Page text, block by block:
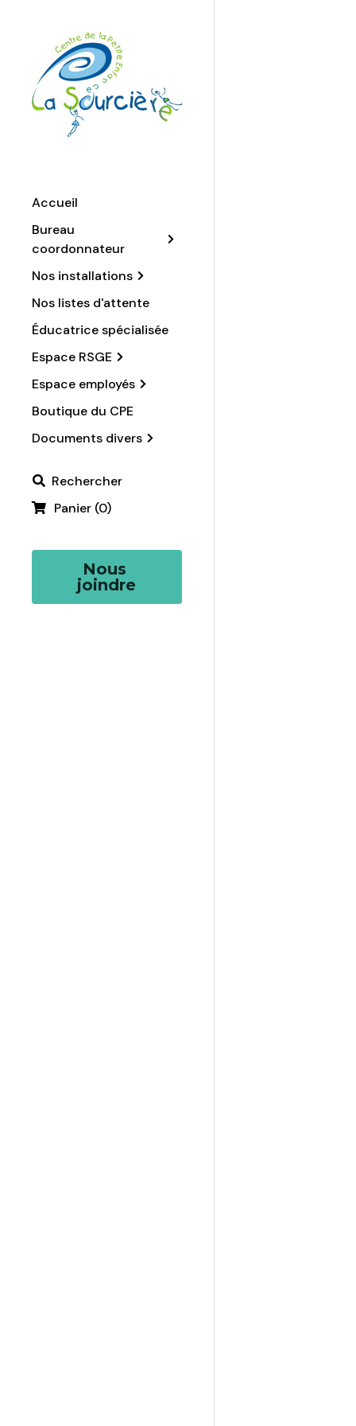
Accueil
Bureau
coordonnateur
Nos installations
Nos listes d'attente
Éducatrice spécialisée
Espace RSGE
Espace employés
Boutique du CPE
Documents divers
Rechercher
Panier (0)
Nous
joindre